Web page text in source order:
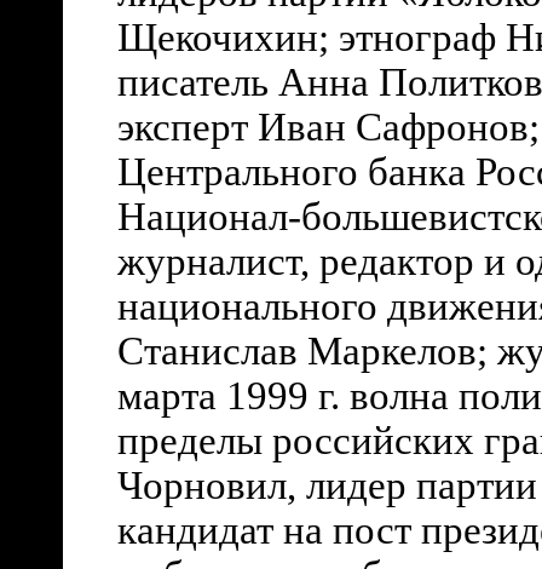
Щекочихин; этнограф
писатель Анна
эксперт Иван
Центрального банка
Национал-
журналист, редактор и
национального
Станислав Маркелов;
марта 1999 г. волна
пределы российских
Чорновил, лидер
кандидат на пост